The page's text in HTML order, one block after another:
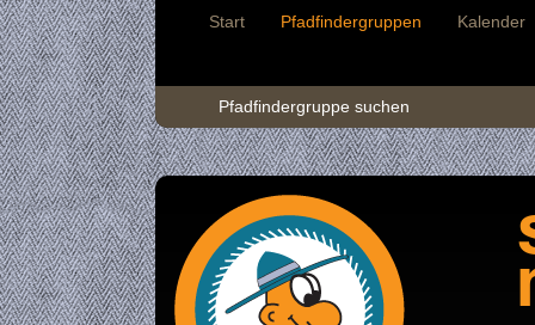
Start Pfadfindergruppen Kalender
Pfadfindergruppe suchen